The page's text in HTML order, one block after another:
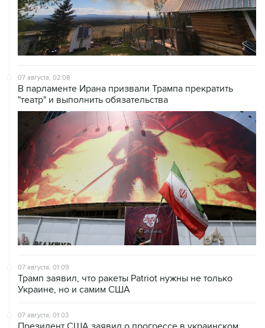
07 августа, 02:08
В парламенте Ирана призвали Трампа прекратить
"театр" и выполнить обязательства
07 августа, 01:09
Трамп заявил, что ракеты Patriot нужны не только
Украине, но и самим США
07 августа, 01:03